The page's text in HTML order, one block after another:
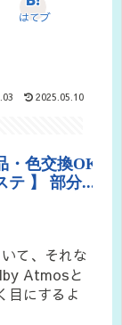
はてブ
2025.05.10
て、それな
Atmosと
目にするよ